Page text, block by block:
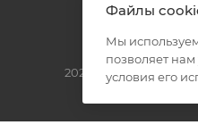
2026 © Полиграф кит
Файлы
Мы
позволяет
условия его